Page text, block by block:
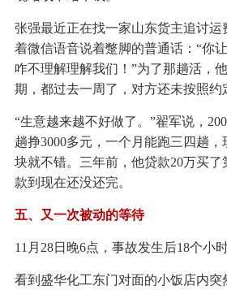
张强最近正在找一家山东货主追讨运
着微信语音说着蹩脚的普通话：“你
咋不理解理解我们！”为了那趟活，
期，都过去一周了，对方还未按照约
“生意越来越不好做了。”翟军说，
趟挣3000多元，一个月能跑三四趟
块就不错。三年前，他贷款20万买
款到现在还没还完。
五、又一次被动的等待
11月28日晚6点，事故发生后18个小时
看到盛华化工东门对面的小饭店内突